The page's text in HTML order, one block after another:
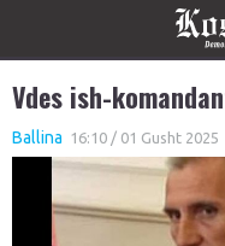
Vdes ish-
Ballina 16:10 / 01 Gusht 2025